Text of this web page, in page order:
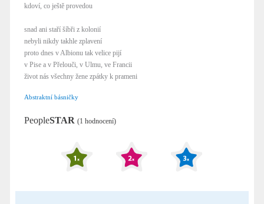
kdoví, co ještě provedou
snad ani staří šíbři z kolonií
nebyli nikdy takhle zplavení
proto dnes v Albionu tak velice pijí
v Pise a v Přelouči, v Ulmu, ve Francii
život nás všechny žene zpátky k prameni
Abstraktní básničky
PeopleSTAR (1 hodnocení)